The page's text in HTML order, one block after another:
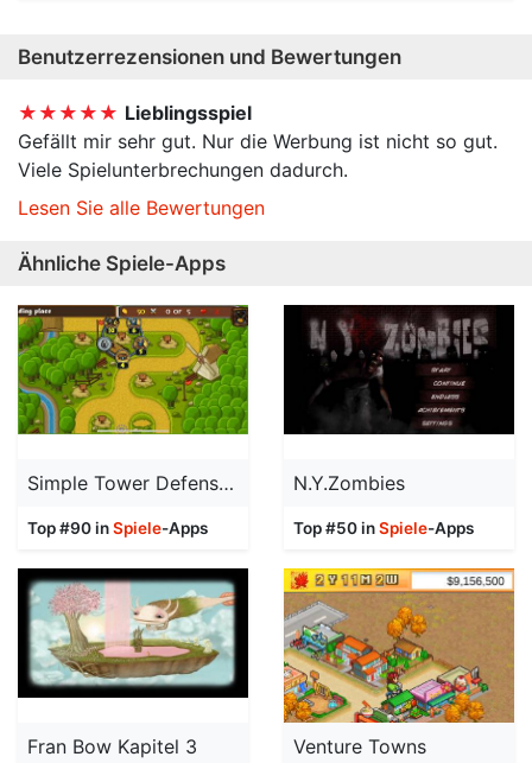
Benutzerrezensionen und Bewertungen
★★★★★ Lieblingsspiel
Gefällt mir sehr gut. Nur die Werbung ist nicht so gut.
Viele Spielunterbrechungen dadurch.
Lesen Sie alle Bewertungen
Ähnliche Spiele-Apps
Simple Tower Defense (2D)
Top #90 inSpiele-Apps
N.Y.Zombies
Top #50 inSpiele-Apps
Fran Bow Kapitel 3 Venture Towns